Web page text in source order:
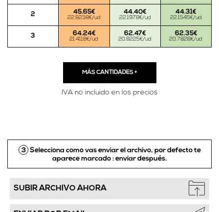
2 45.65€
22.8238€/ud
44.40€
22.1978€/ud
44.31€
22.1545€/ud
3 64.24€
21.4118€/ud
62.47€
20.8225€/ud
62.35€
20.7828€/ud
MÁS CANTIDADES+
IVA no incluido en los precios
3 Selecciona como vas enviar el archivo, por defecto te
aparece marcado : enviar después.
SUBIR ARCHIVO AHORA